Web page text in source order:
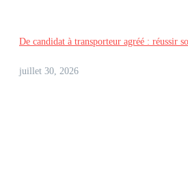
De candidat à transporteur agréé : réussir
juillet 30, 2026